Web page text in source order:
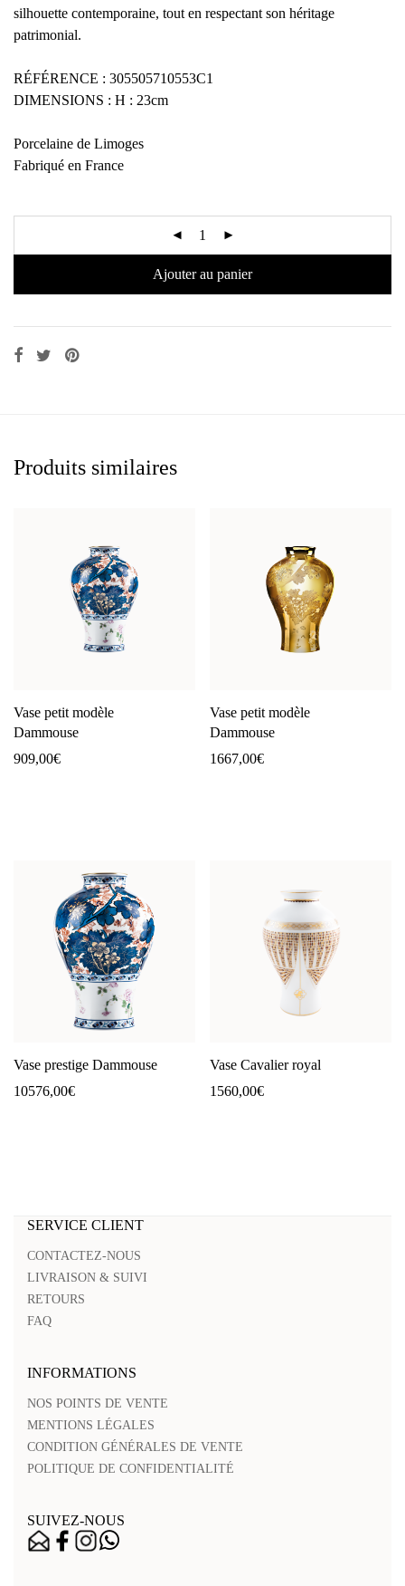
silhouette contemporaine, tout en respectant son héritage
patrimonial.
RÉFÉRENCE : 305505710553C1
DIMENSIONS : H : 23cm
Porcelaine de Limoges
Fabriqué en France
Ajouter au panier
Produits similaires
Vase petit modèle
Dammouse
909,00€
Vase petit modèle
Dammouse
1667,00€
Vase prestige Dammouse
10576,00€
Vase Cavalier royal
1560,00€
SERVICE CLIENT
CONTACTEZ-NOUS
LIVRAISON & SUIVI
RETOURS
FAQ
INFORMATIONS
NOS POINTS DE VENTE
MENTIONS LÉGALES
CONDITION GÉNÉRALES DE VENTE
POLITIQUE DE CONFIDENTIALITÉ
SUIVEZ-NOUS